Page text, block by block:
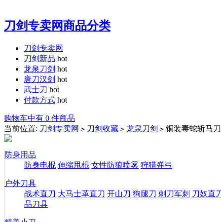
刀剑专卖网商品分类
刀剑专卖网
刀剑新品 hot
龙泉刀剑 hot
唐刀汉剑 hot
武士刀 hot
付款方式 hot
购物车中有 0 件商品
当前位置: 刀剑专卖网 > 刀剑收藏 > 龙泉刀剑 > 铜装毒蛇斩马刀
防身用品
防身电棍 伸缩甩棍 女性防狼喷雾 狩猎弹弓
户外刀具
战术直刀 大马士革直刀 开山刀 狗腿刀 刺刀军刺 刀奴直
品刀具